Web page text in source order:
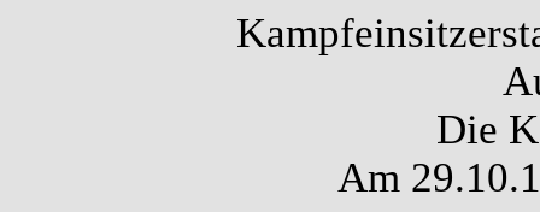
Die
Am